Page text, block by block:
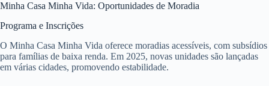
Minha Casa Minha Vida: Oportunidades de Moradia
Programa e Inscrições
O Minha Casa Minha Vida oferece moradias acessíveis, com subsídios
para famílias de baixa renda. Em 2025, novas unidades são lançadas
em várias cidades, promovendo estabilidade.